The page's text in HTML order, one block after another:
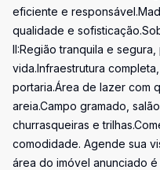
eficiente e
qualidade e
II:Região tranquila e
vida.Infraestrutura
portaria.Área de lazer com
areia.Campo gramado,
churrasqueiras e
comodidade. Agende sua
área do imóvel anunciado